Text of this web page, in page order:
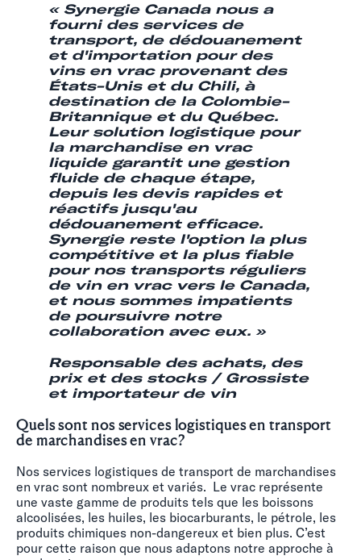
« Synergie Canada nous a
fourni des services de
transport, de dédouanement
et d'importation pour des
vins en vrac provenant des
États-Unis et du Chili, à
destination de la Colombie-
Britannique et du Québec.
Leur solution logistique pour
la marchandise en vrac
liquide garantit une gestion
fluide de chaque étape,
depuis les devis rapides et
réactifs jusqu'au
dédouanement efficace.
Synergie reste l'option la plus
compétitive et la plus fiable
pour nos transports réguliers
de vin en vrac vers le Canada,
et nous sommes impatients
de poursuivre notre
collaboration avec eux. »
Responsable des achats, des
prix et des stocks / Grossiste
et importateur de vin
Quels sont nos services logistiques en transport
de marchandises en vrac?
Nos services logistiques de transport de marchandises
en vrac sont nombreux et variés. Le vrac représente
une vaste gamme de produits tels que les boissons
alcoolisées, les huiles, les biocarburants, le pétrole, les
produits chimiques non-dangereux et bien plus. C’est
pour cette raison que nous adaptons notre approche à